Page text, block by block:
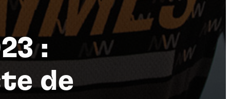
:
de